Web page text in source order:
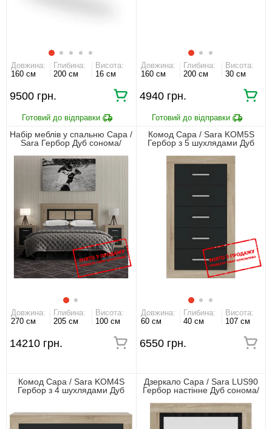
Довжина:
160 см
Глибина:
200 см
Висота:
16 см
9500 грн.
Довжина:
160 см
Глибина:
200 см
Висота:
30 см
4940 грн.
Набір меблів у спальню Сара /
Sara Гербор Дуб сонома/
Довжина:
270 см
Глибина:
205 см
Висота:
100 см
14210 грн.
Комод Сара / Sara KOM5S
Гербор з 5 шухлядами Дуб
Довжина:
60 см
Глибина:
40 см
Висота:
107 см
6550 грн.
Комод Сара / Sara KOM4S
Гербор з 4 шухлядами Дуб
Дзеркало Сара / Sara LUS90
Гербор настінне Дуб сонома/